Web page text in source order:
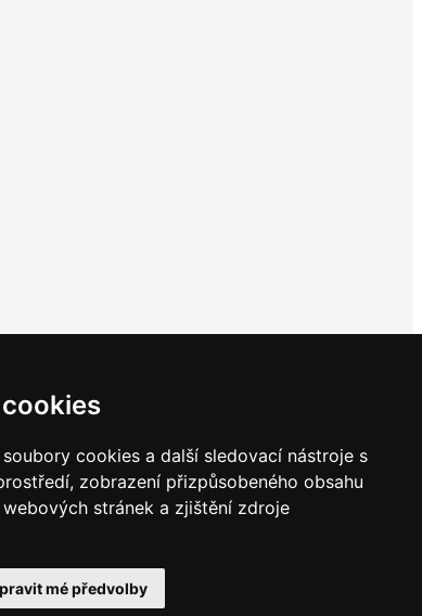
cookies a další sledovací nástroje s
zobrazení přizpůsobeného obsahu
stránek a zjištění zdroje
mé předvolby